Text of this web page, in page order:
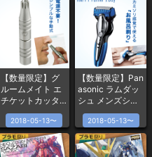
【数量限定】グ
ルームメイト エ
チケットカッタ
ー
2018-05-13〜
【数量限定】Pan
asonic ラムダッ
シュ メンズシェ
ーバー
2018-05-13〜